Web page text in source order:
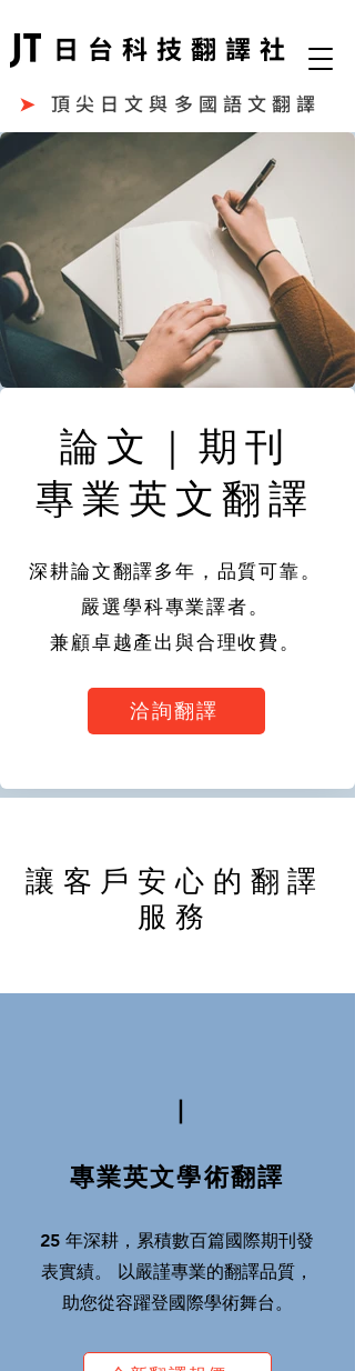
➤ 頂尖日文與多國語文翻譯
日台科技翻譯社
​論文｜期刊
專業英文翻譯
深耕論文翻譯多年，品質可靠。
嚴選學科專業譯者。
兼顧卓越產出與合理收費。
洽詢翻譯
讓客戶安心的翻譯
服務
Ⅰ
專業英文學術翻譯
25 年深耕，累積數百篇國際期刊發
表實績。 以嚴謹專業的翻譯品質，
助您從容躍登國際學術舞台。